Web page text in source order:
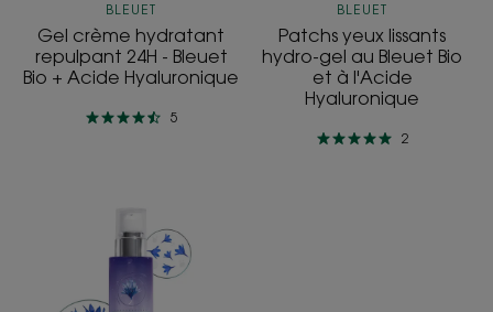
Acide
Hyaluronique
BLEUET
Gel crème hydratant
repulpant 24H - Bleuet
Bio + Acide Hyaluronique
5
l'Acide
Hyaluronique
BLEUET
Patchs yeux lissants
hydro-gel au Bleuet Bio
et à l'Acide
Hyaluronique
2
hydra-
repulpant